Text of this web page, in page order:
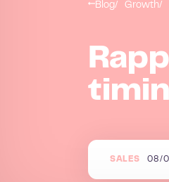
Blog Growth
SALES 08/